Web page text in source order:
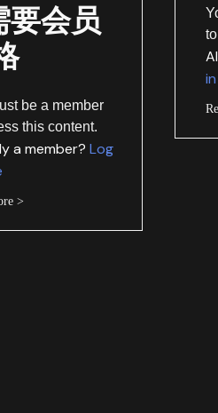
要会员
be a member
this content.
a member? Log
>